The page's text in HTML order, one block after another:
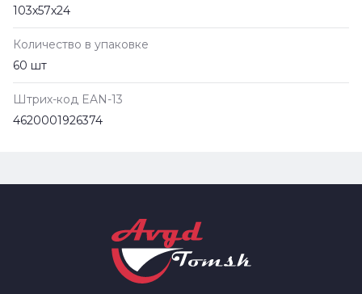
103х57х24
Количество в упаковке
60 шт
Штрих-код EAN-13
4620001926374